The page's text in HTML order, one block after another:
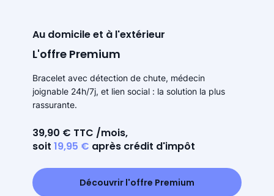
Au domicile et à l'extérieur
L'offre Premium
Bracelet avec détection de chute, médecin
joignable 24h/7j, et lien social : la solution la plus
rassurante.
39,90 € TTC /mois,
soit 19,95 € après crédit d'impôt
Découvrir l'offre Premium